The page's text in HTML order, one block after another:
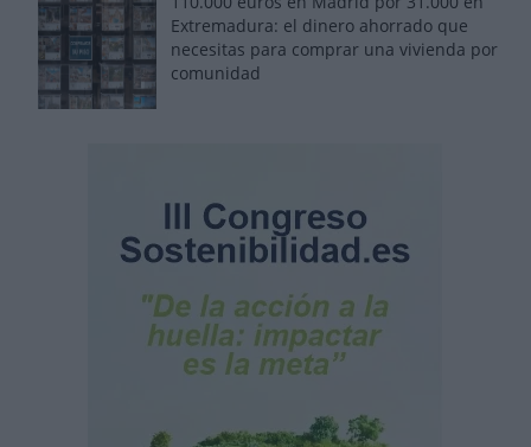
Extremadura: el dinero ahorrado que
necesitas para comprar una vivienda por
comunidad